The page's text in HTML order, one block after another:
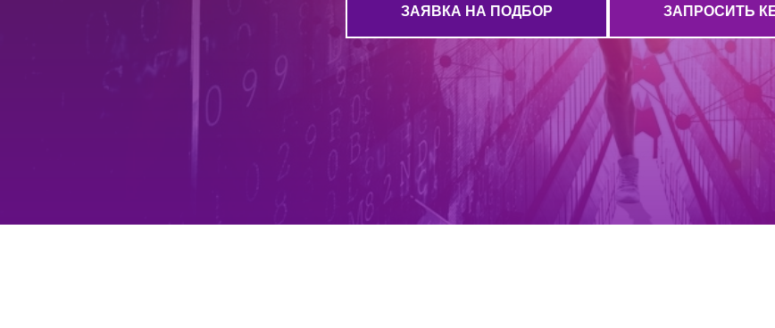
ЗАЯВКА НА ПОДБОР ЗАПРОСИТЬ